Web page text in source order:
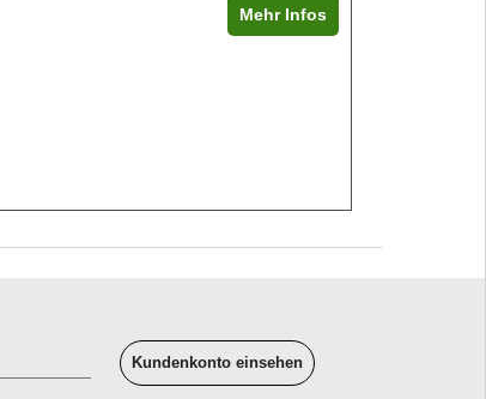
Mehr Infos
Kundenkonto einsehen